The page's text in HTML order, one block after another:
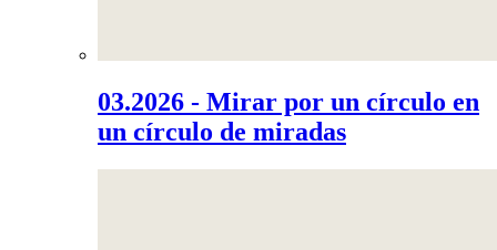
03.2026 - Mirar por un círculo en
un círculo de miradas